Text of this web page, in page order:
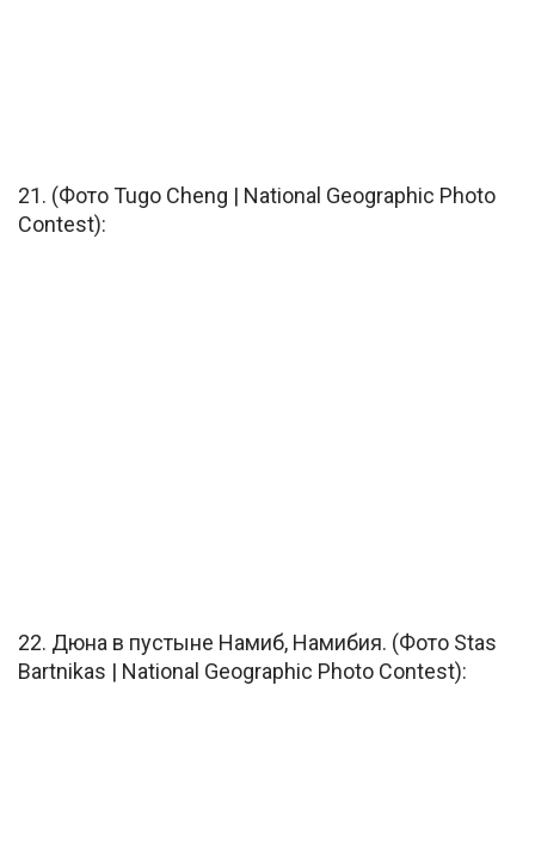
21. (Фото Tugo Cheng | National Geographic Photo
Contest):
22. Дюна в пустыне Намиб, Намибия. (Фото Stas
Bartnikas | National Geographic Photo Contest):